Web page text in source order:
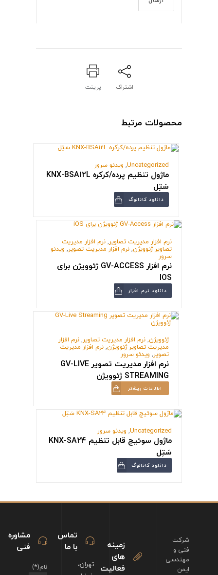
اشتراک پرینت
محصولات مرتبط
Uncategorized
, ویدئو سرور
ماژول تنظیم پرده/کرکره KNX-BSA12L
سَتِل
دانلود کاتالوگ
نرم افزار مدیریت تصاویر,نرم افزار مدیریت
تصاویر ژئوویژن,نرم افزار مدیریت تصویر, ویدئو
سرور
نرم افزار GV-ACCESS ژئوویژن برای
IOS
دانلود نرم افزار
ژئوویژن,نرم افزار مدیریت تصاویر,نرم افزار
مدیریت تصاویر ژئوویژن,نرم افزار مدیریت
تصویر, ویدئو سرور
نرم افزار مدیریت تصویر GV-LIVE
STREAMING ژئوویژن
اطلاعات بیشتر
Uncategorized
, ویدئو سرور
ماژول سوئیچ قابل تنظیم KNX-SA24
سَتِل
دانلود کاتالوگ
مشاوره
فنی
نام(*)
تماس
با ما
تهران،
زمینه
های
فعالیت
شرکت
فنی و
مهندسی
ایمن